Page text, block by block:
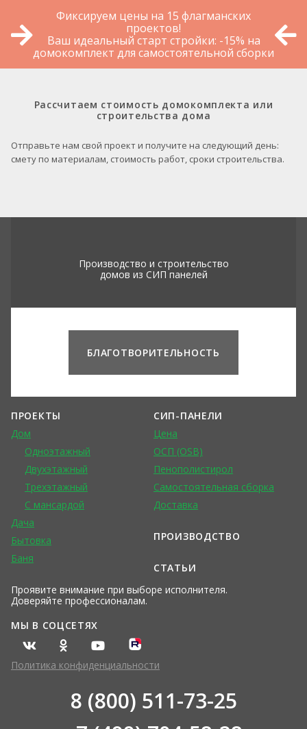
Фиксируем цены на 15 флагманских
проектов!
Ваш идеальный старт стройки: -15% на
домокомплект для самостоятельной сборки
Рассчитаем стоимость домокомплекта или
строительства дома
Отправьте нам свой проект и получите на следующий день:
смету по материалам, стоимость работ, сроки строительства.
Производство и строительство
домов из СИП панелей
БЛАГОТВОРИТЕЛЬНОСТЬ
ПРОЕКТЫ
Дом
Одноэтажный
Двухэтажный
Трехэтажный
С мансардой
Дача
Бытовка
Баня
Проявите внимание при выборе исполнителя.
Доверяйте профессионалам.
СИП-ПАНЕЛИ
Цена
ОСП (OSB)
Пенополистирол
Самостоятельная сборка
Доставка
ПРОИЗВОДСТВО
СТАТЬИ
МЫ В СОЦСЕТЯХ
Политика конфиденциальности
8 (800) 511-73-25